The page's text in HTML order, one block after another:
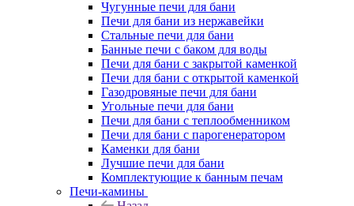
Чугунные печи для бани
Печи для бани из нержавейки
Стальные печи для бани
Банные печи с баком для воды
Печи для бани с закрытой каменкой
Печи для бани с открытой каменкой
Газодровяные печи для бани
Угольные печи для бани
Печи для бани с теплообменником
Печи для бани с парогенератором
Каменки для бани
Лучшие печи для бани
Комплектующие к банным печам
Печи-камины